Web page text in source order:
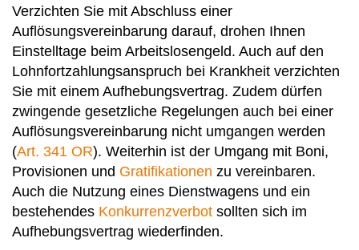
Verzichten Sie mit Abschluss einer
Auflösungsvereinbarung darauf, drohen Ihnen
Einstelltage beim Arbeitslosengeld. Auch auf den
Lohnfortzahlungsanspruch bei Krankheit verzichten
Sie mit einem Aufhebungsvertrag. Zudem dürfen
zwingende gesetzliche Regelungen auch bei einer
Auflösungsvereinbarung nicht umgangen werden
(Art. 341 OR). Weiterhin ist der Umgang mit Boni,
Provisionen und Gratifikationen zu vereinbaren.
Auch die Nutzung eines Dienstwagens und ein
bestehendes Konkurrenzverbot sollten sich im
Aufhebungsvertrag wiederfinden.